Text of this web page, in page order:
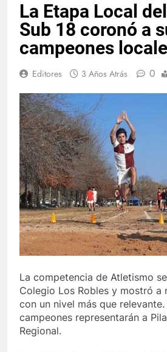
La Etapa Local
Sub 18 coronó a
campeones
Editores 3 Años Atrás 0
La competencia de Atletismo
Colegio Los Robles y mostró a
con un nivel más que
campeones representarán a
Regional.